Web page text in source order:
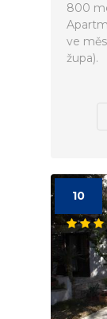
800
ve
župa).
10